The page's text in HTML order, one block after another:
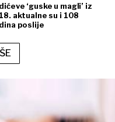
‘guske u magli’ iz
aktualne su i 108
poslije